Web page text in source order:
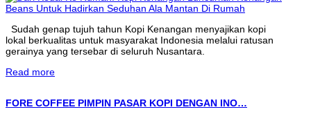
Sudah genap tujuh tahun Kopi Kenangan menyajikan kopi
lokal berkualitas untuk masyarakat Indonesia melalui ratusan
gerainya yang tersebar di seluruh Nusantara.
Read more
FORE COFFEE PIMPIN PASAR KOPI DENGAN INO…